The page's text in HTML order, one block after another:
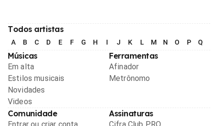
Todos artistas
A B C D E F G H I J K L M N O P Q
Músicas
Em alta
Estilos musicais
Novidades
Videos
Ferramentas
Afinador
Metrônomo
Comunidade Assinaturas